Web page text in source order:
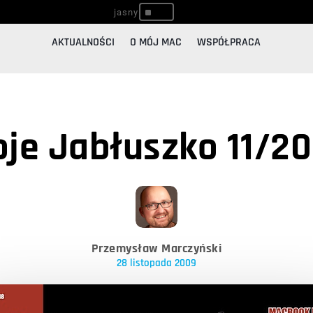
^
AKTUALNOŚCI O MÓJ MAC WSPÓŁPRACA
Jabłuszko 11/
Przemysław Marczyński
28 listopada 2009